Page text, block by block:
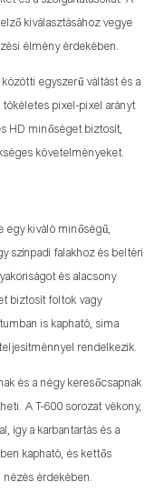
kiválasztásához vegye
élmény érdekében.
egyszerű váltást és a
tökéletes pixel-pixel arányt
HD minőséget biztosít,
követelményeket.
egy kiváló minőségű,
színpadi falakhoz és beltéri
és alacsony
biztosít foltok vagy
is kapható, sima
rendelkezik.
és a négy keresőcsapnak
A T-600 sorozat vékony,
így a karbantartás és a
kapható, és kettős
nézés érdekében.